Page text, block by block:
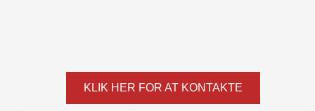
KLIK HER FOR AT KONTAKTE